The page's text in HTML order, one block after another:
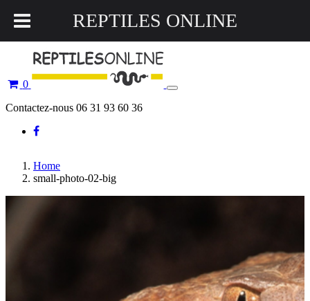
0
Toggle
Contactez-nous 06 31 93 60 36
Home
small-photo-02-big
REPTILES ONLINE